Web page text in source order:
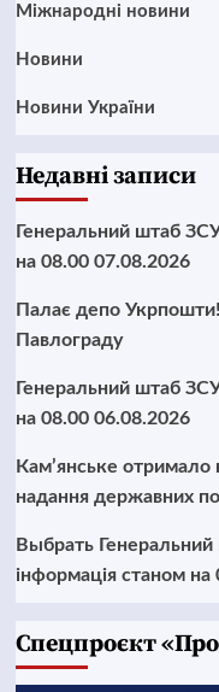
Міжнародні новини
Новини
Новини України
Недавні записи
Генеральний штаб
на 08.00 07.08.2026
Палає депо
Павлограду
Генеральний штаб
на 08.00 06.08.2026
Кам’янське
надання державних
Выбрать
інформація станом
Cпецпроєкт